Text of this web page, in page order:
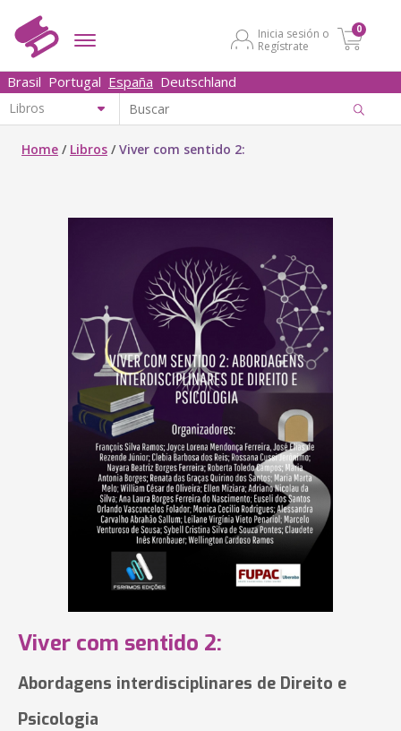
Inicia sesión o
Regístrate
0
Brasil Portugal España Deutschland
Home / Libros /Viver com sentido 2:
Viver com sentido 2:
Abordagens interdisciplinares de Direito e
Psicologia